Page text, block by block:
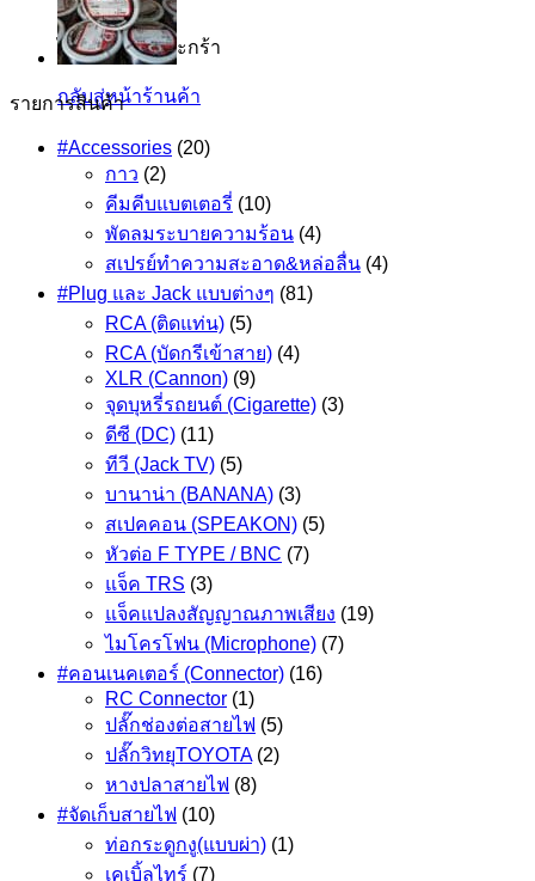
ไม่มีสินค้าในตะกร้า
กลับสู่หน้าร้านค้า
รายการสินค้า
#Accessories (20)
กาว (2)
คีมคีบแบตเตอรี่ (10)
พัดลมระบายความร้อน (4)
สเปรย์ทำความสะอาด&หล่อลื่น (4)
#Plug และ Jack แบบต่างๆ (81)
RCA (ติดแท่น) (5)
RCA (บัดกรีเข้าสาย) (4)
XLR (Cannon) (9)
จุดบุหรี่รถยนต์ (Cigarette) (3)
ดีซี (DC) (11)
ทีวี (Jack TV) (5)
บานาน่า (BANANA) (3)
สเปคคอน (SPEAKON) (5)
หัวต่อ F TYPE / BNC (7)
แจ็ค TRS (3)
แจ็คแปลงสัญญาณภาพเสียง (19)
ไมโครโฟน (Microphone) (7)
#คอนเนคเตอร์ (Connector) (16)
RC Connector (1)
ปลั๊กช่องต่อสายไฟ (5)
ปลั๊กวิทยุTOYOTA (2)
หางปลาสายไฟ (8)
#จัดเก็บสายไฟ (10)
ท่อกระดูกงู(แบบผ่า) (1)
เคเบิ้ลไทร์ (7)